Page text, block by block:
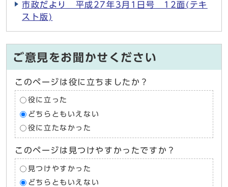
市政だより 平成27年3月1日号 12面(テキ
スト版)
ご意見をお聞かせください
このページは役に立ちましたか？
役に立った
どちらともいえない
役に立たなかった
このページは見つけやすかったですか？
見つけやすかった
どちらともいえない